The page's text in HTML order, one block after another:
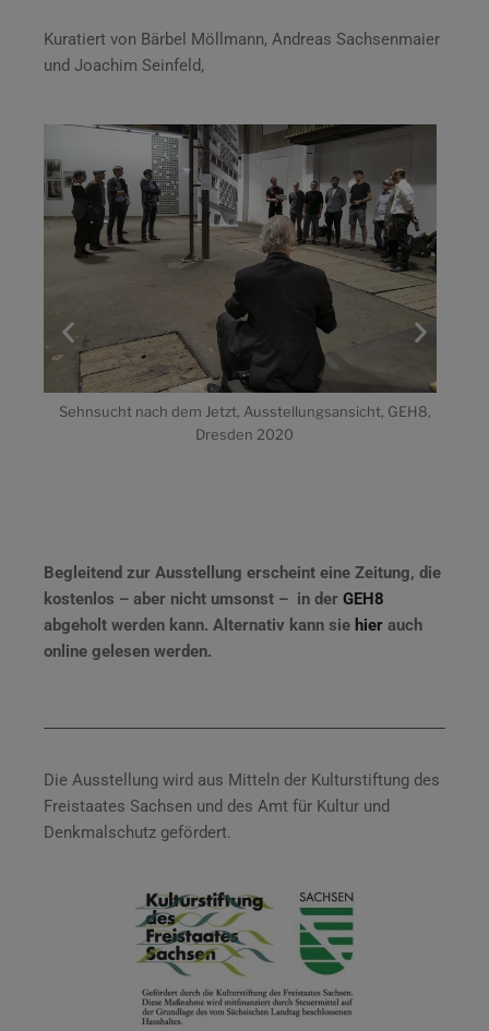
Kuratiert von Bärbel Möllmann, Andreas Sachsenmaier
und Joachim Seinfeld,
Sehnsucht nach dem Jetzt, Ausstellungsansicht, GEH8,
Dresden 2020
Begleitend zur Ausstellung erscheint eine Zeitung, die
kostenlos – aber nicht umsonst – in der GEH8
abgeholt werden kann. Alternativ kann sie hier auch
online gelesen werden.
Die Ausstellung wird aus Mitteln der Kulturstiftung des
Freistaates Sachsen und des Amt für Kultur und
Denkmalschutz gefördert.